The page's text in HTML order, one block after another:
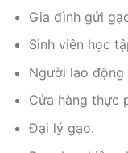
Gia đình gửi
Sinh viên học
Người lao động
Cửa hàng thực
Đại lý gạo.